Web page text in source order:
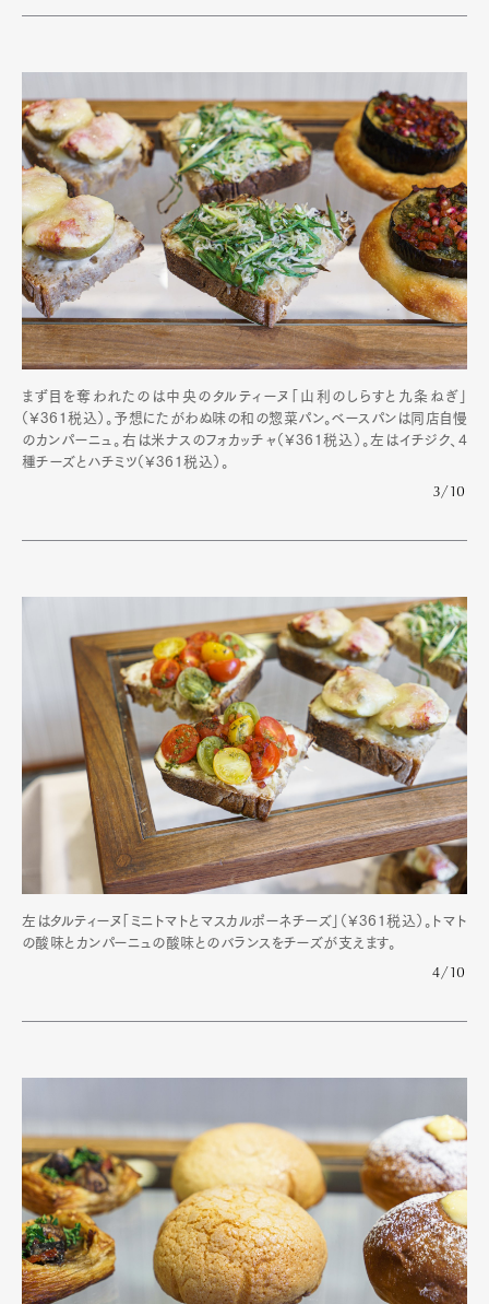
まず目を奪われたのは中央のタルティーヌ「山利のしらすと九条ねぎ」
（¥361税込）。予想にたがわぬ味の和の惣菜パン。ベースパンは同店自慢
のカンパーニュ。右は米ナスのフォカッチャ（¥361税込）。左はイチジク、4
種チーズとハチミツ（¥361税込）。
3/10
左はタルティーヌ「ミニトマトとマスカルポーネチーズ」（¥361税込）。トマト
の酸味とカンパーニュの酸味とのバランスをチーズが支えます。
4/10